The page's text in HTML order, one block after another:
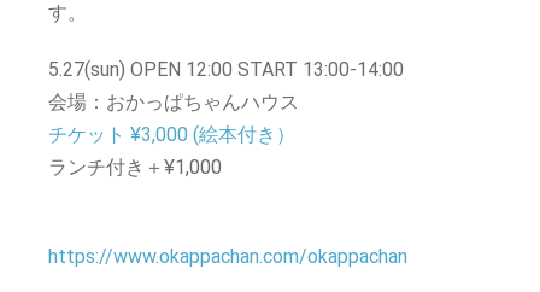
す。
5.27(sun) OPEN 12:00 START 13:00-14:00
会場：おかっぱちゃんハウス
チケット ¥3,000 (絵本付き）
ランチ付き＋¥1,000
https://www.okappachan.com/okappachan